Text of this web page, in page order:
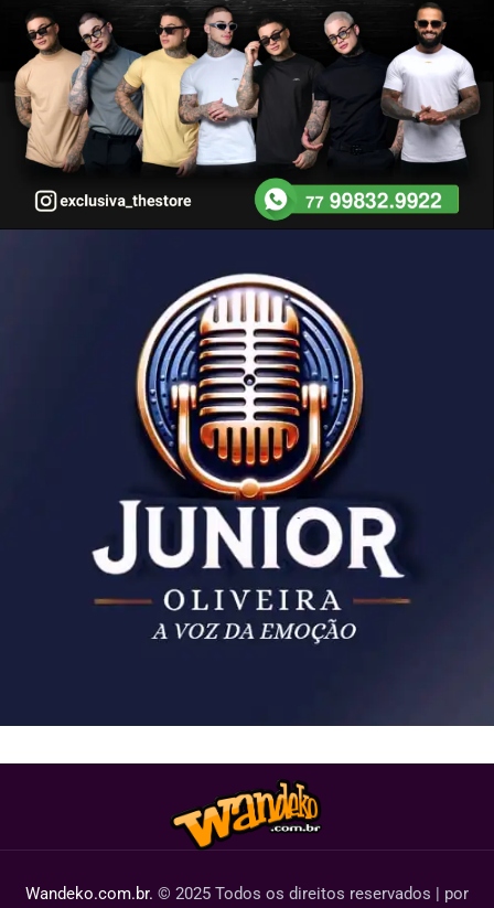
Wandeko.com.br. © 2025 Todos os direitos reservados | por